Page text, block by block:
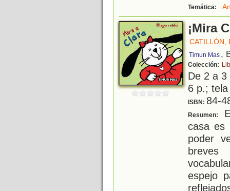
Temática:
¡Mira
CATILLÓN,
Timun Mas ,
Colección:
De 2 a
6 p.;
ISBN: 84-
Resumen:
casa es
poder
espejo